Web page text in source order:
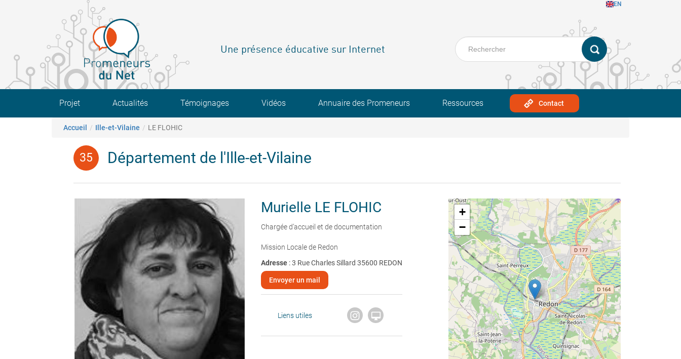
EN
Une présence éducative sur Internet
Main navigation
Projet Actualités Témoignages Vidéos Annuaire des Promeneurs Ressources Contact
Fil d'Ariane
Accueil Ille-et-Vilaine LE FLOHIC
Département de l'Ille-et-Vilaine
Murielle LE FLOHIC
Chargée d’accueil et de documentation
Mission Locale de Redon
Adresse : 3 Rue Charles Sillard 35600 REDON
Envoyer un mail
Liens utiles 
+
−